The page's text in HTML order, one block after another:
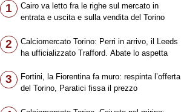
1
Cairo va letto fra le righe sul mercato in
entrata e uscita e sulla vendita del Torino
2
Calciomercato Torino: Perri in arrivo, il Leeds
ha ufficializzato Trafford. Abate lo aspetta
3
Fortini, la Fiorentina fa muro: respinta l’offerta
del Torino, Paratici fissa il prezzo